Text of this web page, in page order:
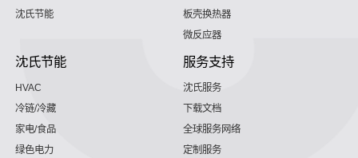
沈氏节能
板壳换热器
微反应器
沈氏节能
HVAC
冷链/冷藏
家电/食品
绿色电力
服务支持
沈氏服务
下载文档
全球服务网络
定制服务